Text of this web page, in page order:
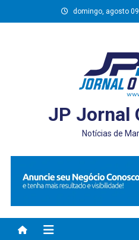
to
domingo, agosto
JP Jornal
Notícias de